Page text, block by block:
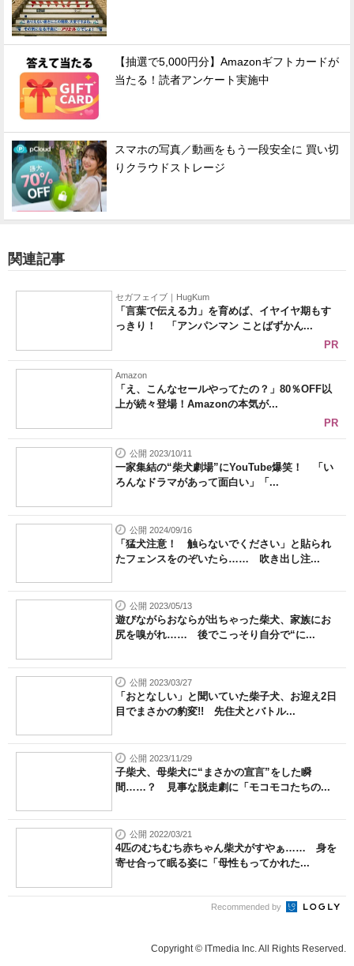
【抽選で5,000円分】Amazonギフトカードが
当たる！読者アンケート実施中
スマホの写真／動画をもう一段安全に 買い切
りクラウドストレージ
関連記事
セガフェイブ｜HugKum
「言葉で伝える力」を育めば、イヤイヤ期もす
っきり！ 「アンパンマン ことばずかん...
PR
Amazon
「え、こんなセールやってたの？」80％OFF以
上が続々登場！Amazonの本気が...
PR
公開 2023/10/11
一家集結の“柴犬劇場”にYouTube爆笑！ 「い
ろんなドラマがあって面白い」「...
公開 2024/09/16
「猛犬注意！ 触らないでください」と貼られ
たフェンスをのぞいたら…… 吹き出し注...
公開 2023/05/13
遊びながらおならが出ちゃった柴犬、家族にお
尻を嗅がれ…… 後でこっそり自分で“に...
公開 2023/03/27
「おとなしい」と聞いていた柴子犬、お迎え2日
目でまさかの豹変!! 先住犬とバトル...
公開 2023/11/29
子柴犬、母柴犬に“まさかの宣言”をした瞬
間……？ 見事な脱走劇に「モコモコたちの...
公開 2022/03/21
4匹のむちむち赤ちゃん柴犬がすやぁ…… 身を
寄せ合って眠る姿に「母性もってかれた...
Recommended by
Copyright © ITmedia Inc. All Rights Reserved.